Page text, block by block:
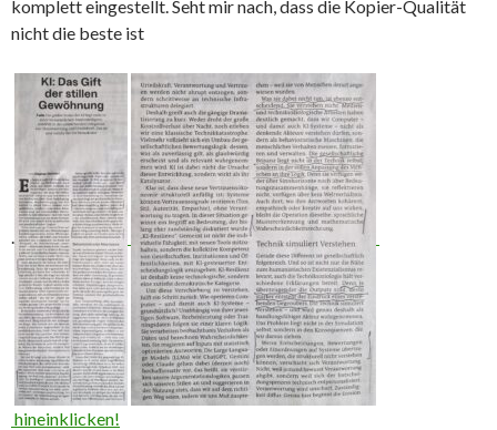
komplett eingestellt. Seht mir nach, dass die Kopier-Qualität
nicht die beste ist
.
hineinklicken!